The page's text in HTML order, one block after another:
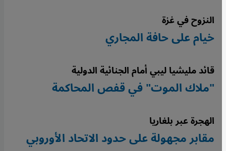
النزوح في غزة
خيام على حافة المجاري
قائد مليشيا ليبي أمام الجنائية الدولية
"ملاك الموت" في قفص المحاكمة
الهجرة عبر بلغاريا
مقابر مجهولة على حدود الاتحاد الأوروبي